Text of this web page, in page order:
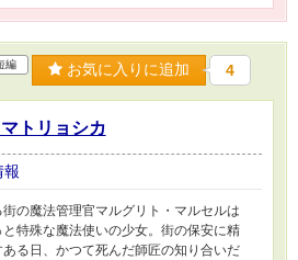
編 お気に入りに追加 4
トリョシカ
報
街の魔法管理官マルグリト・マルセルは
と特殊な魔法使いの少女。街の保安に精
ある日、かつて死んだ師匠の知り合いだ